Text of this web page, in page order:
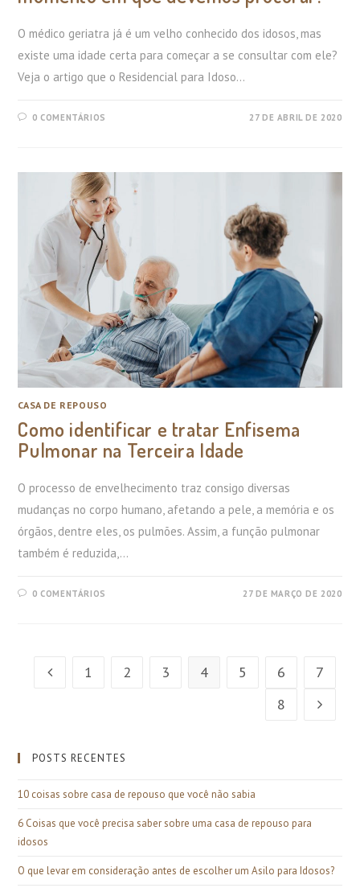
O médico geriatra já é um velho conhecido dos idosos, mas
existe uma idade certa para começar a se consultar com ele?
Veja o artigo que o Residencial para Idoso…
0 COMENTÁRIOS 27 DE ABRIL DE 2020
CASA DE REPOUSO
Como identificar e tratar Enfisema
Pulmonar na Terceira Idade
O processo de envelhecimento traz consigo diversas
mudanças no corpo humano, afetando a pele, a memória e os
órgãos, dentre eles, os pulmões. Assim, a função pulmonar
também é reduzida,…
0 COMENTÁRIOS 27 DE MARÇO DE 2020
1 2 3 4 5 6
7
8
POSTS RECENTES
10 coisas sobre casa de repouso que você não sabia
6 Coisas que você precisa saber sobre uma casa de repouso para
idosos
O que levar em consideração antes de escolher um Asilo para Idosos?